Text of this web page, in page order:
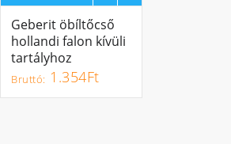
Geberit öbíltőcső
hollandi falon kívüli
tartályhoz
1.354Ft